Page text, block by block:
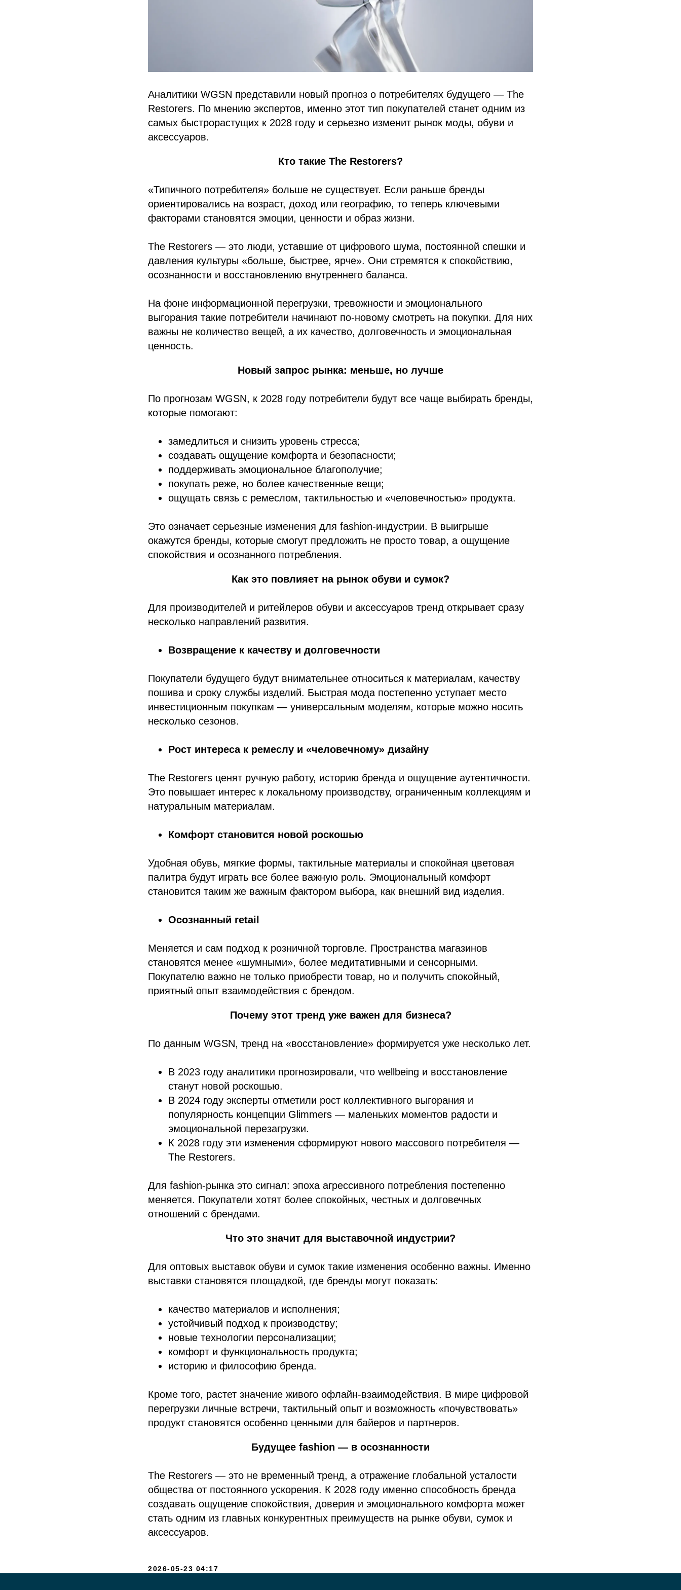
Аналитики WGSN представили новый прогноз о потребителях будущего — The
Restorers. По мнению экспертов, именно этот тип покупателей станет одним из
самых быстрорастущих к 2028 году и серьезно изменит рынок моды, обуви и
аксессуаров.
Кто такие The Restorers?
«Типичного потребителя» больше не существует. Если раньше бренды
ориентировались на возраст, доход или географию, то теперь ключевыми
факторами становятся эмоции, ценности и образ жизни.
The Restorers — это люди, уставшие от цифрового шума, постоянной спешки и
давления культуры «больше, быстрее, ярче». Они стремятся к спокойствию,
осознанности и восстановлению внутреннего баланса.
На фоне информационной перегрузки, тревожности и эмоционального
выгорания такие потребители начинают по-новому смотреть на покупки. Для них
важны не количество вещей, а их качество, долговечность и эмоциональная
ценность.
Новый запрос рынка: меньше, но лучше
По прогнозам WGSN, к 2028 году потребители будут все чаще выбирать бренды,
которые помогают:
замедлиться и снизить уровень стресса;
создавать ощущение комфорта и безопасности;
поддерживать эмоциональное благополучие;
покупать реже, но более качественные вещи;
ощущать связь с ремеслом, тактильностью и «человечностью» продукта.
Это означает серьезные изменения для fashion-индустрии. В выигрыше
окажутся бренды, которые смогут предложить не просто товар, а ощущение
спокойствия и осознанного потребления.
Как это повлияет на рынок обуви и сумок?
Для производителей и ритейлеров обуви и аксессуаров тренд открывает сразу
несколько направлений развития.
Возвращение к качеству и долговечности
Покупатели будущего будут внимательнее относиться к материалам, качеству
пошива и сроку службы изделий. Быстрая мода постепенно уступает место
инвестиционным покупкам — универсальным моделям, которые можно носить
несколько сезонов.
Рост интереса к ремеслу и «человечному» дизайну
The Restorers ценят ручную работу, историю бренда и ощущение аутентичности.
Это повышает интерес к локальному производству, ограниченным коллекциям и
натуральным материалам.
Комфорт становится новой роскошью
Удобная обувь, мягкие формы, тактильные материалы и спокойная цветовая
палитра будут играть все более важную роль. Эмоциональный комфорт
становится таким же важным фактором выбора, как внешний вид изделия.
Осознанный retail
Меняется и сам подход к розничной торговле. Пространства магазинов
становятся менее «шумными», более медитативными и сенсорными.
Покупателю важно не только приобрести товар, но и получить спокойный,
приятный опыт взаимодействия с брендом.
Почему этот тренд уже важен для бизнеса?
По данным WGSN, тренд на «восстановление» формируется уже несколько лет.
В 2023 году аналитики прогнозировали, что wellbeing и восстановление
станут новой роскошью.
В 2024 году эксперты отметили рост коллективного выгорания и
популярность концепции Glimmers — маленьких моментов радости и
эмоциональной перезагрузки.
К 2028 году эти изменения сформируют нового массового потребителя —
The Restorers.
Для fashion-рынка это сигнал: эпоха агрессивного потребления постепенно
меняется. Покупатели хотят более спокойных, честных и долговечных
отношений с брендами.
Что это значит для выставочной индустрии?
Для оптовых выставок обуви и сумок такие изменения особенно важны. Именно
выставки становятся площадкой, где бренды могут показать:
качество материалов и исполнения;
устойчивый подход к производству;
новые технологии персонализации;
комфорт и функциональность продукта;
историю и философию бренда.
Кроме того, растет значение живого офлайн-взаимодействия. В мире цифровой
перегрузки личные встречи, тактильный опыт и возможность «почувствовать»
продукт становятся особенно ценными для байеров и партнеров.
Будущее fashion — в осознанности
The Restorers — это не временный тренд, а отражение глобальной усталости
общества от постоянного ускорения. К 2028 году именно способность бренда
создавать ощущение спокойствия, доверия и эмоционального комфорта может
стать одним из главных конкурентных преимуществ на рынке обуви, сумок и
аксессуаров.
2026-05-23 04:17